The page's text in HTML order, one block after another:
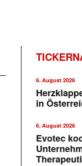
6. August 2026
in
6. August 2026
Evotec